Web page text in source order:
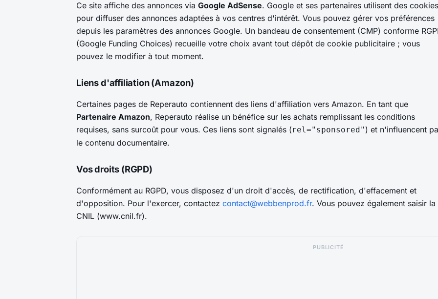
Ce site affiche des annonces via Google AdSense. Google et ses partenaires utilisent des cookies
pour diffuser des annonces adaptées à vos centres d'intérêt. Vous pouvez gérer vos préférences
depuis les paramètres des annonces Google. Un bandeau de consentement (CMP) conforme
(Google Funding Choices) recueille votre choix avant tout dépôt de cookie publicitaire ; vous
pouvez le modifier à tout moment.
Liens d'affiliation (Amazon)
Certaines pages de Reperauto contiennent des liens d'affiliation vers Amazon. En tant que
Partenaire Amazon, Reperauto réalise un bénéfice sur les achats remplissant les conditions
requises, sans surcoût pour vous. Ces liens sont signalés (rel="sponsored" ) et n'influencent
le contenu documentaire.
Vos droits (RGPD)
Conformément au RGPD, vous disposez d'un droit d'accès, de rectification, d'effacement et
d'opposition. Pour l'exercer, contactez contact@webbenprod.fr. Vous pouvez également saisir la
CNIL (www.cnil.fr).
PUBLICITÉ